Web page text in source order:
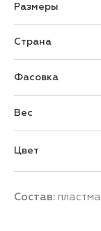
Размеры
Страна
Фасовка
Вес
Цвет
Состав: